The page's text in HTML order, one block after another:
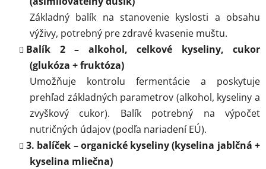
Základný balík na stanovenie kyslosti a obsahu
výživy, potrebný pre zdravé kvasenie muštu.
Balík 2 – alkohol, celkové kyseliny, cukor
(glukóza + fruktóza)
Umožňuje kontrolu fermentácie a poskytuje
prehľad základných parametrov (alkohol, kyseliny a
zvyškový cukor). Balík potrebný na výpočet
nutričných údajov (podľa nariadení EÚ).
3. balíček – organické kyseliny (kyselina jablčná +
kyselina mliečna)